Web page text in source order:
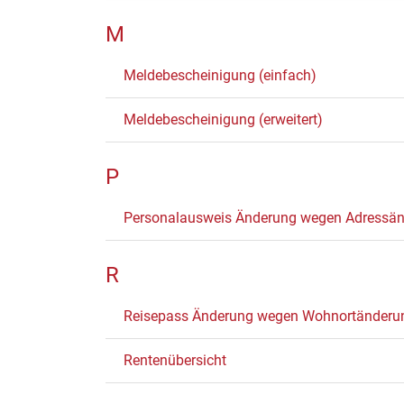
M
Meldebescheinigung (einfach)
Meldebescheinigung (erweitert)
P
Personalausweis Änderung wegen
R
Reisepass Änderung wegen
Rentenübersicht